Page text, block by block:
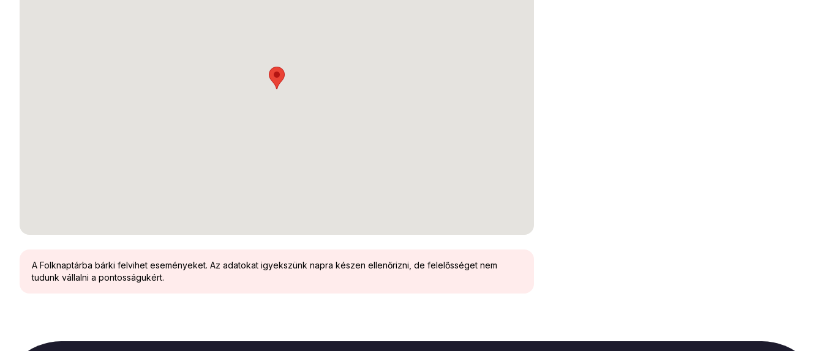
A Folknaptárba bárki felvihet eseményeket. Az adatokat igyekszünk napra készen ellenőrizni, de felelősséget nem
tudunk vállalni a pontosságukért.